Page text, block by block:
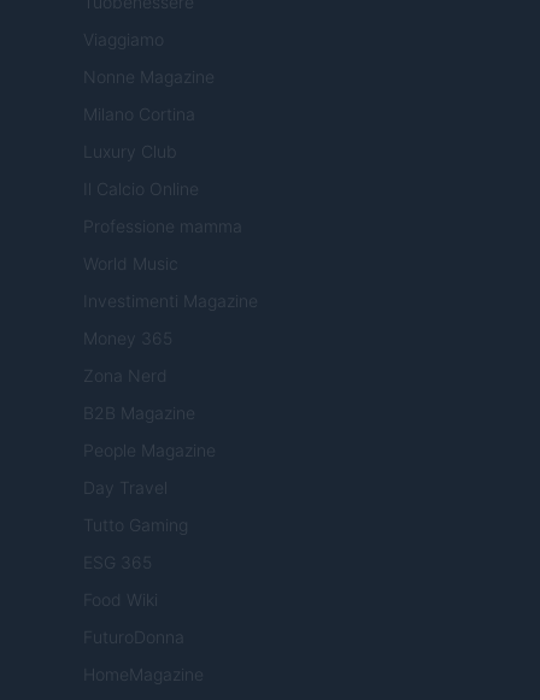
Viaggiamo
Nonne Magazine
Milano Cortina
Luxury Club
Il Calcio Online
Professione mamma
World Music
Investimenti Magazine
Money 365
Zona Nerd
B2B Magazine
People Magazine
Day Travel
Tutto Gaming
ESG 365
Food Wiki
FuturoDonna
HomeMagazine